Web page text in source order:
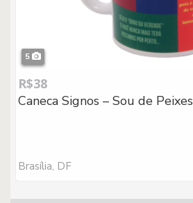
5
R$38
Caneca Signos – Sou de Peixes
Brasília, DF